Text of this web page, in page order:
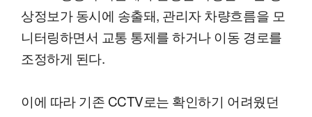
상정보가 동시에 송출돼, 관리자 차량흐름을 모
니터링하면서 교통 통제를 하거나 이동 경로를
조정하게 된다.
이에 따라 기존 CCTV로는 확인하기 어려웠던